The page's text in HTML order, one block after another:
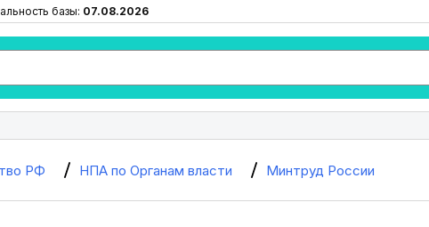
базы: 07.08.2026
РФ НПА по Органам власти Минтруд России